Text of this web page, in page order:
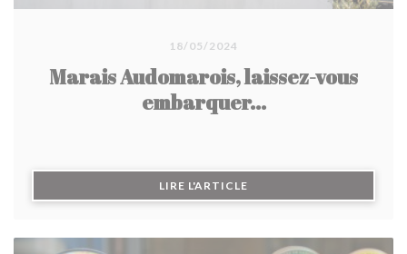
18/05/2024
Marais Audomarois, laissez-vous
embarquer...
LIRE L'ARTICLE((OUVRE UNE NOUVELLE